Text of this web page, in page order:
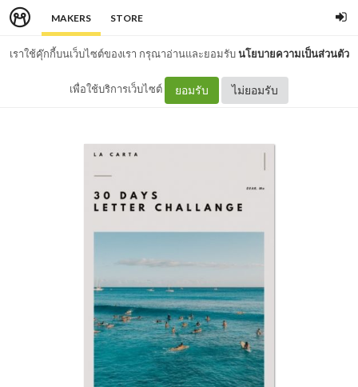
MAKERS STORE
เราใช้คุ๊กกี้บนเว็บไซต์ของเรา กรุณาอ่านและยอมรับนโยบายความเป็นส่วนตัว
เพื่อใช้บริการเว็บไซต์ ยอมรับ ไม่ยอมรับ